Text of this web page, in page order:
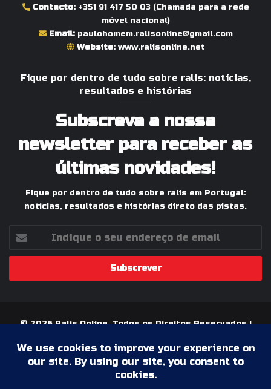
Contacto: +351 91 417 50 03(Chamada para a rede
móvel nacional)
Email: paulohomem.ralisonline@gmail.com
Website: www.ralisonline.net
Fique por dentro de tudo sobre ralis: notícias,
resultados e histórias
Subscreva a nossa
newsletter para receber as
últimas novidades!
Fique por dentro de tudo sobre ralis em Portugal:
notícias, resultados e histórias direto das pistas.
seu
de
© 2026 Ralis Online, Todos os Direitos Reservados |
Paixão pelos Ralis em Portugal
Termos & Condições
Política de Privacidade